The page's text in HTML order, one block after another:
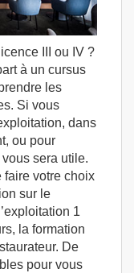
III ou IV ?
à un cursus
les
Si vous
dans
ou pour
sera utile.
faire votre choix
sur le
1
la formation
De
pour vous